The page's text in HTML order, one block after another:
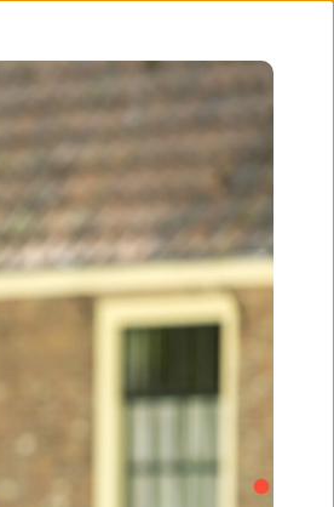
Persoonlijke begeleiding